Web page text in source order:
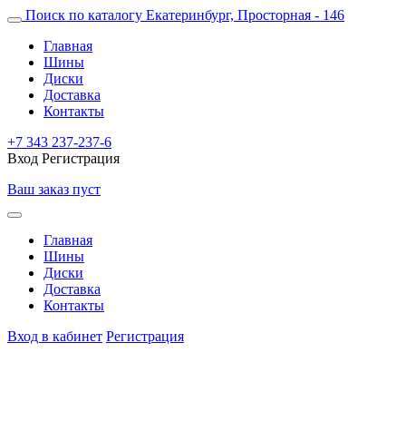
Поиск по каталогу Екатеринбург, Просторная - 146
Главная
Шины
Диски
Доставка
Контакты
+7 343 237-237-6
Вход Регистрация
Ваш заказ пуст
Главная
Шины
Диски
Доставка
Контакты
Вход в кабинет Регистрация